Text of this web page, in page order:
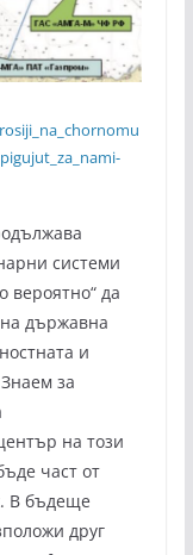
системи
вероятно“ да
държавна
и
за
на този
част от
В бъдеще
друг